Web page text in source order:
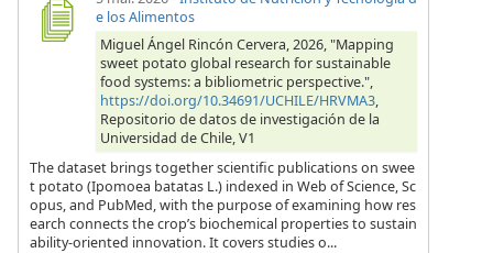
e los Alimentos
Miguel Ángel Rincón Cervera, 2026, "Mapping
sweet potato global research for sustainable
food systems: a bibliometric perspective.",
https://doi.org/10.34691/UCHILE/HRVMA3,
Repositorio de datos de investigación de la
Universidad de Chile, V1
The dataset brings together scientific publications on swee
t potato (Ipomoea batatas L.) indexed in Web of Science, Sc
opus, and PubMed, with the purpose of examining how res
earch connects the crop’s biochemical properties to sustain
ability-oriented innovation. It covers studies o...